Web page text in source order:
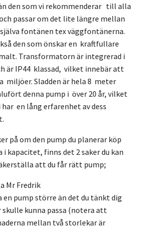
den som vi rekommenderar till alla
passar om det lite längre mellan
fontänen tex väggfontänerna.
den som önskar en kraftfullare
Transformatorn är integrerad i
är IP44 klassad, vilket innebär att
miljöer. Sladden är hela 8 meter
denna pump i över 20 år, vilket
en lång erfarenhet av dess
på om den pump du planerar köp
i kapacitet, finns det 2 saker du kan
att du får rätt pump;
Mr Fredrik
en pump större än det du tänkt dig
kunna passa (notera att
mellan två storlekar är